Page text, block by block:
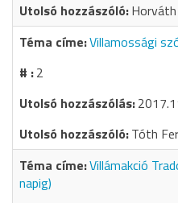
Villamossági
2
Tóth
Villámakció
napig)